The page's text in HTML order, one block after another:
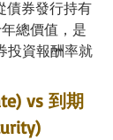
債券發行持有
總價值，是
投資報酬率就
vs 到期